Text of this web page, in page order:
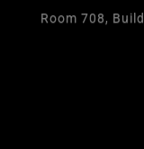
Room 708,